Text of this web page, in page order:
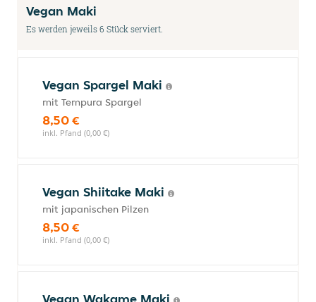
Vegan Maki
Es werden jeweils 6 Stück serviert.
Vegan Spargel Maki
mit Tempura Spargel
8,50 €
inkl. Pfand (0,00 €)
Vegan Shiitake Maki
mit japanischen Pilzen
8,50 €
inkl. Pfand (0,00 €)